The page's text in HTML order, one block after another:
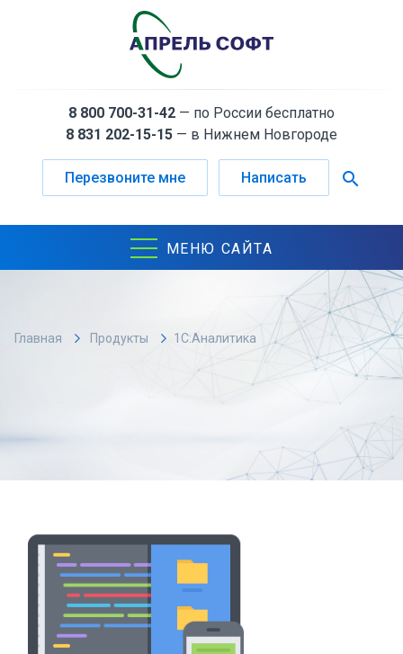
8 800 700-31-42 — по России бесплатно
8 831 202-15-15 — в Нижнем Новгороде
Перезвоните мне Написать search
МЕНЮ САЙТА
Главная Продукты 1С:Аналитика